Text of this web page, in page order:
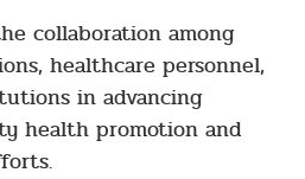
collaboration among
healthcare personnel,
in advancing
health promotion and